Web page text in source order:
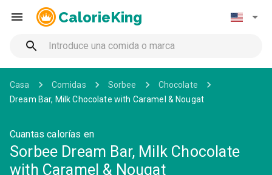
CalorieKing
Casa Comidas Sorbee
Chocolate
Dream Bar, Milk Chocolate with Caramel & Nougat
Cuantas calorías en
Sorbee Dream Bar, Milk Chocolate
with Caramel & Nougat